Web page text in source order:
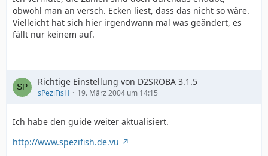
obwohl man an versch. Ecken liest, dass das nicht so wäre.
Vielleicht hat sich hier irgendwann mal was geändert, es
fällt nur keinem auf.
Richtige Einstellung von D2SROBA 3.1.5
sPeziFisH 19. März 2004 um 14:15
Ich habe den guide weiter aktualisiert.
http://www.spezifish.de.vu